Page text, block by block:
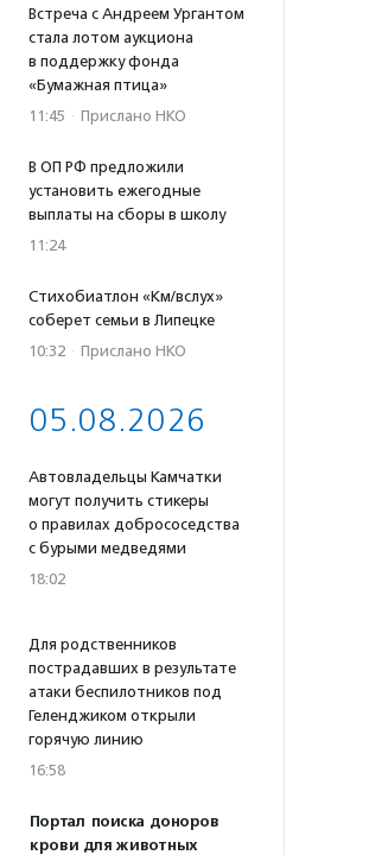
Встреча с Андреем Ургантом
стала лотом аукциона
в поддержку фонда
«Бумажная птица»
11:45 · Прислано НКО
В ОП РФ предложили
установить ежегодные
выплаты на сборы в школу
11:24
Стихобиатлон «Км/вслух»
соберет семьи в Липецке
10:32 · Прислано НКО
05.08.2026
Автовладельцы Камчатки
могут получить стикеры
о правилах добрососедства
с бурыми медведями
18:02
Для родственников
пострадавших в результате
атаки беспилотников под
Геленджиком открыли
горячую линию
16:58
Портал поиска доноров
крови для животных